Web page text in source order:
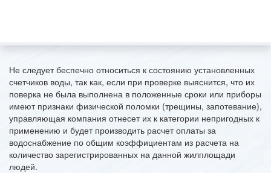
Не следует беспечно относиться к состоянию установленных
счетчиков воды, так как, если при проверке выяснится, что их
поверка не была выполнена в положенные сроки или приборы
имеют признаки физической поломки (трещины, запотевание),
управляющая компания отнесет их к категории непригодных к
применению и будет производить расчет оплаты за
водоснабжение по общим коэффициентам из расчета на
количество зарегистрированных на данной жилплощади
людей.